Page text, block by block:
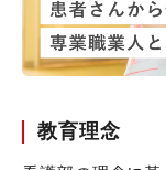
教育理念